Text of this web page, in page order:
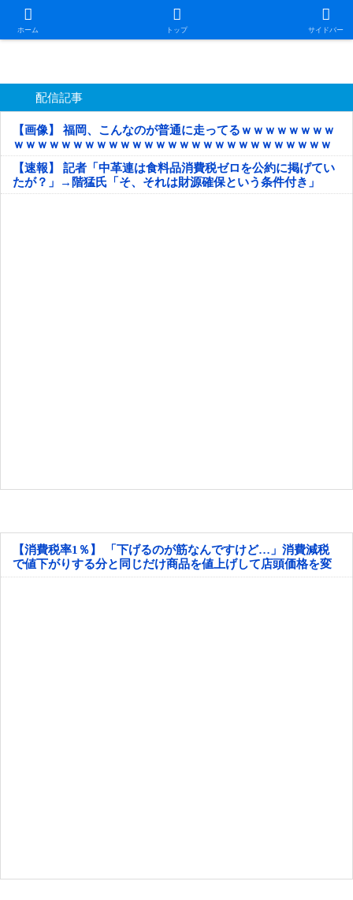
ホーム トップ サイドバー
日本第一！ニュース録
配信記事
【画像】 福岡、こんなのが普通に走ってるｗｗｗｗｗｗｗｗ
ｗｗｗｗｗｗｗｗｗｗｗｗｗｗｗｗｗｗｗｗｗｗｗｗｗｗｗ
ｗｗｗｗｗ
【速報】 記者「中革連は食料品消費税ゼロを公約に掲げてい
たが？」→階猛氏「そ、それは財源確保という条件付き」
【消費税率1％】 「下げるのが筋なんですけど…」消費減税
で値下がりする分と同じだけ商品を値上げして店頭価格を変
えない店も